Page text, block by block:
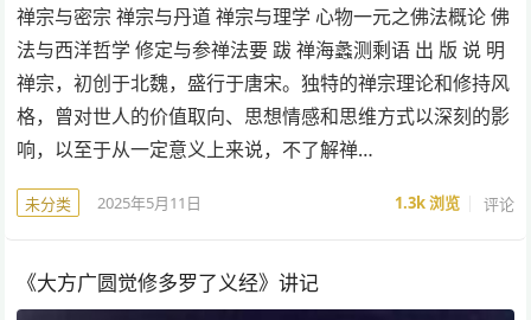
禅宗与密宗 禅宗与丹道 禅宗与理学 心物一元之佛法概论 佛
法与西洋哲学 修定与参禅法要 跋 禅海蠡测剩语 出 版 说 明
禅宗，初创于北魏，盛行于唐宋。独特的禅宗理论和修持风
格，曾对世人的价值取向、思想情感和思维方式以深刻的影
响，以至于从一定意义上来说，不了解禅…
未分类 2025年5月11日 1.3k浏览 评论
《大方广圆觉修多罗了义经》讲记